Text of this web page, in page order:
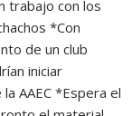
trabajo con los
*Con
de un club
iniciar
AAEC *Espera el